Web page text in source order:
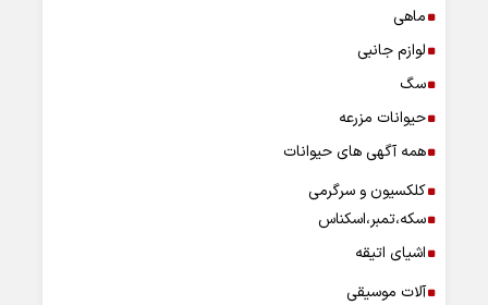
ماهی
لوازم جانبی
سگ
حیوانات مزرعه
همه آگهی های حیوانات
کلکسیون و سرگرمی
سکه،تمبر،اسکناس
اشیای اتیقه
آلات موسیقی